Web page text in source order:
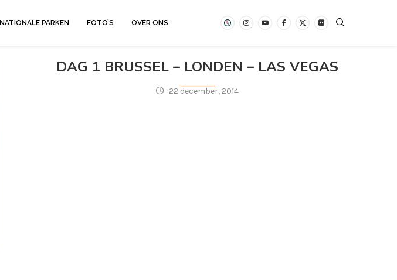
NATIONALE PARKEN FOTO’S OVER ONS
DAG 1 BRUSSEL – LONDEN – LAS VEGAS
22 december, 2014